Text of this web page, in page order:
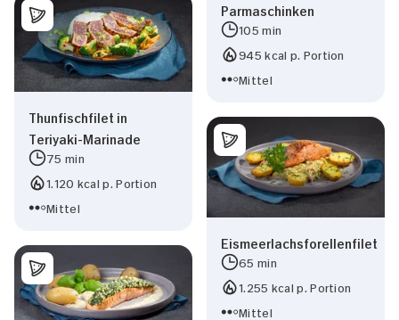
Thunfischfilet in
Teriyaki-Marinade
75 min
1.120 kcal p. Portion
Mittel
Parmaschinken
105 min
945 kcal p. Portion
Mittel
Eismeerlachsforellenfilet
65 min
1.255 kcal p. Portion
Mittel